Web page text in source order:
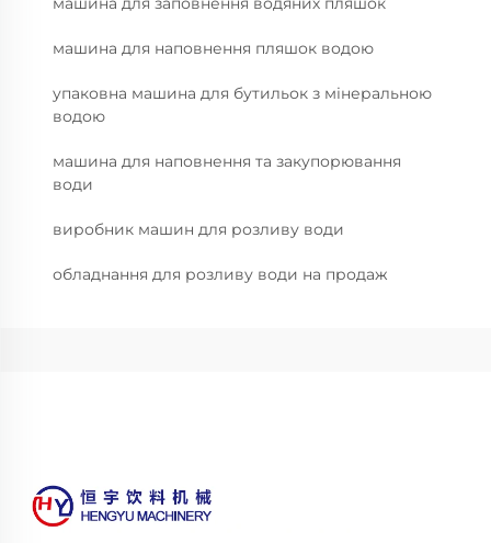
машина для наповнення пляшок водою
упаковна машина для бутильок з мінеральною
водою
машина для наповнення та закупорювання
води
виробник машин для розливу води
обладнання для розливу води на продаж